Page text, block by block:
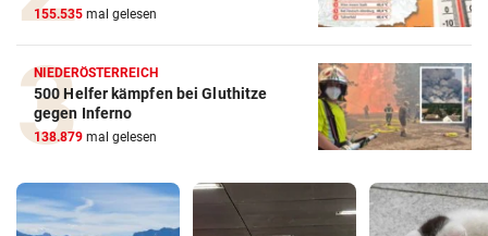
155.535 mal gelesen
NIEDERÖSTERREICH
500 Helfer kämpfen bei Gluthitze
gegen Inferno
138.879 mal gelesen